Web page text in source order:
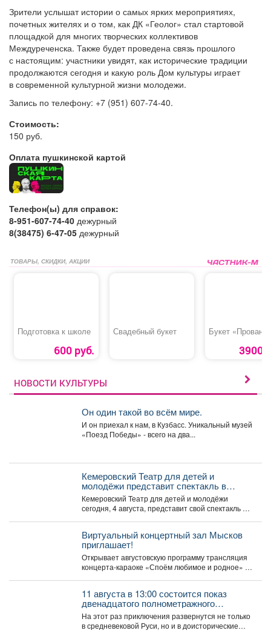
Зрители услышат истории о самых ярких мероприятиях,
почетных жителях и о том, как ДК «Геолог» стал стартовой
площадкой для многих творческих коллективов
Междуреченска. Также будет проведена связь прошлого
с настоящим: участники увидят, как исторические традиции
продолжаются сегодня и какую роль Дом культуры играет
в современной культурной жизни молодежи.
Запись по телефону: +7 (951) 607-74-40.
Стоимость:
150 руб.
Оплата пушкинской картой
Телефон(ы) для справок:
8-951-607-74-40 дежурный
8(38475) 6-47-05 дежурный
ТОВАРЫ, СКИДКИ, АКЦИИ
Подготовка к школе
600 руб.
Свадебный букет Букет «Прованс»
3900
НОВОСТИ КУЛЬТУРЫ
Он один такой во всём мире.
И он приехал к нам, в Кузбасс. Уникальный музей
«Поезд Победы» - всего на два...
Кемеровский Театр для детей и
молодёжи представит спектакль в
Москве
Кемеровский Театр для детей и молодёжи
сегодня, 4 августа, представит свой спектакль на
Виртуальный концертный зал Мысков
приглашает!
Открывает августовскую программу трансляция
концерта-караоке «Споём любимое и родное» -
11 августа в 13:00 состоится показ
двенадцатого полнометражного
мультфильма из знаменитой
«богатырской» франшизы - «Три
богатыря и Пуп Земли» (2023).
На этот раз приключения развернутся не только
в средневековой Руси, но и в доисторические